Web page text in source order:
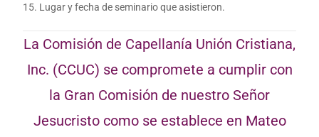
15. Lugar y fecha de seminario que asistieron.
La Comisión de Capellanía Unión Cristiana,
Inc. (CCUC) se compromete a cumplir con
la Gran Comisión de nuestro Señor
Jesucristo como se establece en Mateo